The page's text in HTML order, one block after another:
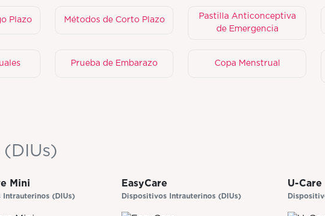
Plazo Métodos de Corto Plazo
Pastilla Anticonceptiva
de Emergencia
Prueba de Embarazo Copa Menstrual
Mini
Intrauterinos (DIUs)
EasyCare
Dispositivos Intrauterinos (DIUs)
U-Care